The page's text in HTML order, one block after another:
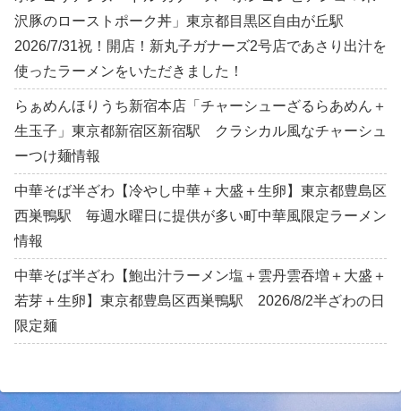
沢豚のローストポーク丼」東京都目黒区自由が丘駅
2026/7/31祝！開店！新丸子ガナーズ2号店であさり出汁を
使ったラーメンをいただきました！
らぁめんほりうち新宿本店「チャーシューざるらあめん＋
生玉子」東京都新宿区新宿駅 クラシカル風なチャーシュ
ーつけ麺情報
中華そば半ざわ【冷やし中華＋大盛＋生卵】東京都豊島区
西巣鴨駅 毎週水曜日に提供が多い町中華風限定ラーメン
情報
中華そば半ざわ【鮑出汁ラーメン塩＋雲丹雲吞増＋大盛＋
若芽＋生卵】東京都豊島区西巣鴨駅 2026/8/2半ざわの日
限定麺